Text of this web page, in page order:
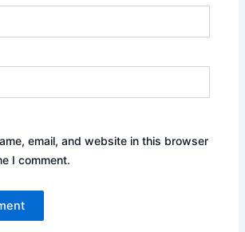
email, and website in this browser
I comment.